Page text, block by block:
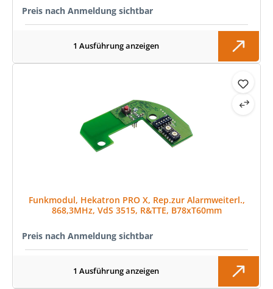
Preis nach Anmeldung sichtbar
1 Ausführung anzeigen
Funkmodul, Hekatron PRO X, Rep.zur Alarmweiterl.,
868,3MHz, VdS 3515, R&TTE, B78xT60mm
Preis nach Anmeldung sichtbar
1 Ausführung anzeigen